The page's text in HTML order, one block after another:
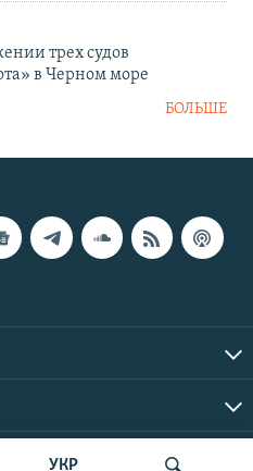
УКР
трех судов
в Черном море
БОЛЬШЕ
2026 | Все права защищены.